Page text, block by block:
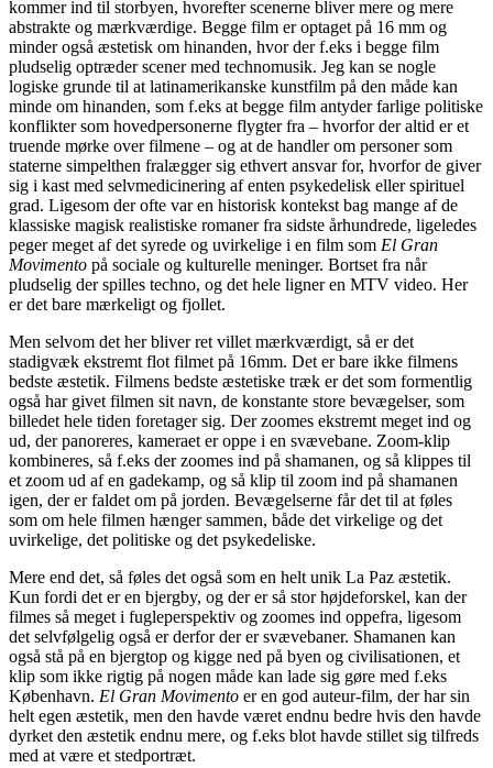
kommer ind til storbyen, hvorefter scenerne bliver mere og mere
abstrakte og mærkværdige. Begge film er optaget på 16 mm og
minder også æstetisk om hinanden, hvor der f.eks i begge film
pludselig optræder scener med technomusik. Jeg kan se nogle
logiske grunde til at latinamerikanske kunstfilm på den måde kan
minde om hinanden, som f.eks at begge film antyder farlige politiske
konflikter som hovedpersonerne flygter fra – hvorfor der altid er et
truende mørke over filmene – og at de handler om personer som
staterne simpelthen fralægger sig ethvert ansvar for, hvorfor de giver
sig i kast med selvmedicinering af enten psykedelisk eller spirituel
grad. Ligesom der ofte var en historisk kontekst bag mange af de
klassiske magisk realistiske romaner fra sidste århundrede, ligeledes
peger meget af det syrede og uvirkelige i en film som El Gran
Movimento på sociale og kulturelle meninger. Bortset fra når
pludselig der spilles techno, og det hele ligner en MTV video. Her
er det bare mærkeligt og fjollet.
Men selvom det her bliver ret villet mærkværdigt, så er det
stadigvæk ekstremt flot filmet på 16mm. Det er bare ikke filmens
bedste æstetik. Filmens bedste æstetiske træk er det som formentlig
også har givet filmen sit navn, de konstante store bevægelser, som
billedet hele tiden foretager sig. Der zoomes ekstremt meget ind og
ud, der panoreres, kameraet er oppe i en svævebane. Zoom-klip
kombineres, så f.eks der zoomes ind på shamanen, og så klippes til
et zoom ud af en gadekamp, og så klip til zoom ind på shamanen
igen, der er faldet om på jorden. Bevægelserne får det til at føles
som om hele filmen hænger sammen, både det virkelige og det
uvirkelige, det politiske og det psykedeliske.
Mere end det, så føles det også som en helt unik La Paz æstetik.
Kun fordi det er en bjergby, og der er så stor højdeforskel, kan der
filmes så meget i fugleperspektiv og zoomes ind oppefra, ligesom
det selvfølgelig også er derfor der er svævebaner. Shamanen kan
også stå på en bjergtop og kigge ned på byen og civilisationen, et
klip som ikke rigtig på nogen måde kan lade sig gøre med f.eks
København. El Gran Movimento er en god auteur-film, der har sin
helt egen æstetik, men den havde været endnu bedre hvis den havde
dyrket den æstetik endnu mere, og f.eks blot havde stillet sig tilfreds
med at være et stedportræt.